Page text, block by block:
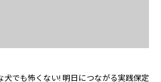
犬でも怖くない! 明日につながる実践保定